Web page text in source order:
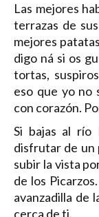
Las mejores
terrazas de
mejores
digo ná si os
tortas,
eso que yo no
con corazón.
Si bajas al río
disfrutar de un
subir la vista
de los
avanzadilla de
cerca de ti.